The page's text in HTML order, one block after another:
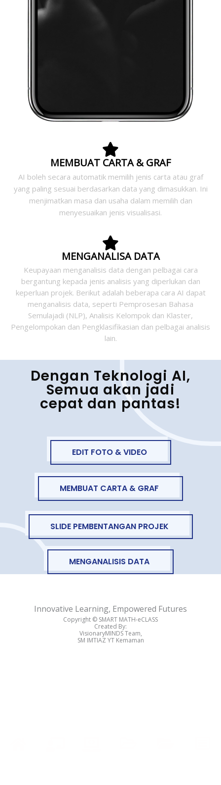
MEMBUAT CARTA & GRAF
AI boleh secara automatik memilih jenis carta atau graf
yang paling sesuai berdasarkan data yang dimasukkan. Ini
menjimatkan masa dan usaha dalam memilih dan
menyesuaikan jenis visualisasi.
MENGANALISA DATA
Keupayaan menganalisis data dengan pelbagai cara
bergantung kepada jenis analisis yang diperlukan dan
keperluan projek. Berikut adalah beberapa cara AI dapat
menganalisis data, seperti Pemprosesan Bahasa
Semulajadi (NLP), Analisis Kelompok dan Klaster,
Pengelompokan dan Pengklasifikasian dan pelbagai analisis
lain.
Dengan Teknologi AI,
Semua akan jadi
cepat dan pantas!
EDIT FOTO & VIDEO
MEMBUAT CARTA & GRAF
SLIDE PEMBENTANGAN PROJEK
MENGANALISIS DATA
Innovative Learning, Empowered Futures
Copyright ©️ SMART MATH-eCLASS
Created By:
VisionaryMINDS Team,
SM IMTIAZ YT Kemaman